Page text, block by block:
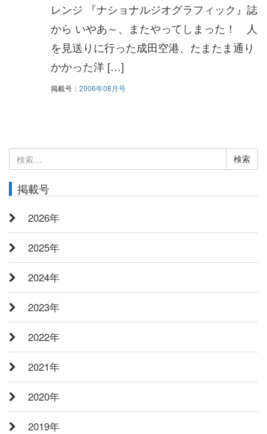
レンジ 『ナショナルジオグラフィック』誌
から いやあ～、またやってしまった！ 人
を見送りに行った成田空港、たまたま通り
かかった洋 […]
掲載号： 2006年08月号
検
索:
掲載号
2026年
2025年
2024年
2023年
2022年
2021年
2020年
2019年